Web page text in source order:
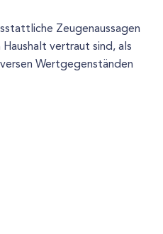
Zeugenaussagen
vertraut sind, als
Wertgegenständen